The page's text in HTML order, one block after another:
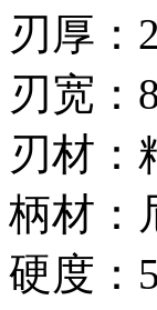
刃厚：
刃宽：
刃材：
柄材：
硬度：